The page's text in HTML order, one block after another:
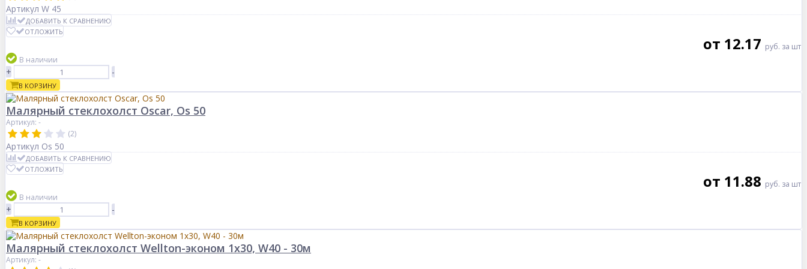
Артикул W 45
ДОБАВИТЬ К СРАВНЕНИЮ
ОТЛОЖИТЬ
от 12.17 руб. за шт
В наличии
+ -
В КОРЗИНУ
Малярный стеклохолст Oscar, Os 50
Артикул: -
(2)
Артикул Os 50
ДОБАВИТЬ К СРАВНЕНИЮ
ОТЛОЖИТЬ
от 11.88 руб. за шт
В наличии
+ -
В КОРЗИНУ
Малярный стеклохолст Wellton-эконом 1х30, W40 - 30м
Артикул: -